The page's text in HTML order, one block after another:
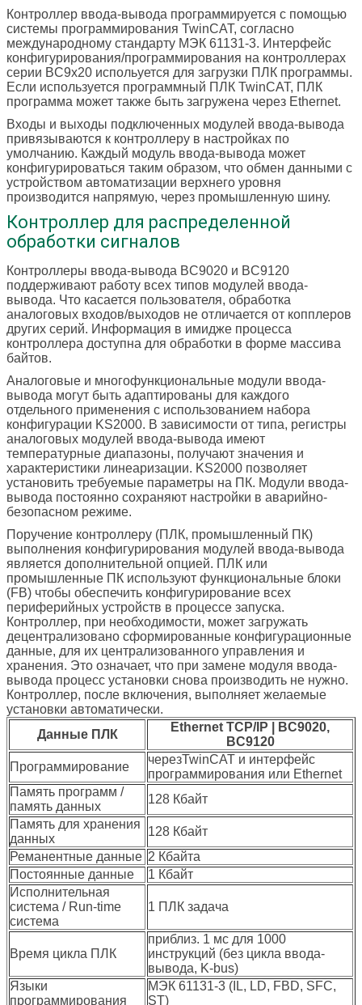
Контроллер ввода-вывода программируется с помощью
системы программирования TwinCAT, согласно
международному стандарту МЭК 61131-3. Интерфейс
конфигурирования/программирования на контроллерах
серии BC9x20 испольуется для загрузки ПЛК программы.
Если используется программный ПЛК TwinCAT, ПЛК
программа может также быть загружена через Ethernet.
Входы и выходы подключенных модулей ввода-вывода
привязываются к контроллеру в настройках по
умолчанию. Каждый модуль ввода-вывода может
конфигурироваться таким образом, что обмен данными с
устройством автоматизации верхнего уровня
производится напрямую, через промышленную шину.
Контроллер для распределенной
обработки сигналов
Контроллеры ввода-вывода BC9020 и BC9120
поддерживают работу всех типов модулей ввода-
вывода. Что касается пользователя, обработка
аналоговых входов/выходов не отличается от копплеров
других серий. Информация в имидже процесса
контроллера доступна для обработки в форме массива
байтов.
Аналоговые и многофункциональные модули ввода-
вывода могут быть адаптированы для каждого
отдельного применения с использованием набора
конфигурации KS2000. В зависимости от типа, регистры
аналоговых модулей ввода-вывода имеют
температурные диапазоны, получают значения и
характеристики линеаризации. KS2000 позволяет
установить требуемые параметры на ПК. Модули ввода-
вывода постоянно сохраняют настройки в аварийно-
безопасном режиме.
Поручение контроллеру (ПЛК, промышленный ПК)
выполнения конфигурирования модулей ввода-вывода
является дополнительной опцией. ПЛК или
промышленные ПК используют функциональные блоки
(FB) чтобы обеспечить конфигурирование всех
периферийных устройств в процессе запуска.
Контроллер, при необходимости, может загружать
децентрализовано сформированные конфигурационные
данные, для их централизованного управления и
хранения. Это означает, что при замене модуля ввода-
вывода процесс установки снова производить не нужно.
Контроллер, после включения, выполняет желаемые
установки автоматически.
Данные ПЛК
Ethernet TCP/IP | BC9020,
BC9120
Программирование
черезTwinCAT и интерфейс
программирования или Ethernet
Память программ /
память данных
128 Кбайт
Память для хранения
данных
128 Кбайт
Реманентные данные 2 Кбайта
Постоянные данные
1 Кбайт
Исполнительная
система / Run-time
система
1 ПЛК задача
Время цикла ПЛК
приблиз. 1 мс для 1000
инструкций (без цикла ввода-
вывода, K-bus)
Языки
программирования
МЭК 61131-3 (IL, LD, FBD, SFC,
ST)